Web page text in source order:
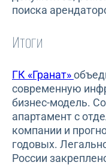
поиска
Итоги
ГК «Гранат»
современную
бизнес-модель.
апартамент с
компании и
годовых.
России